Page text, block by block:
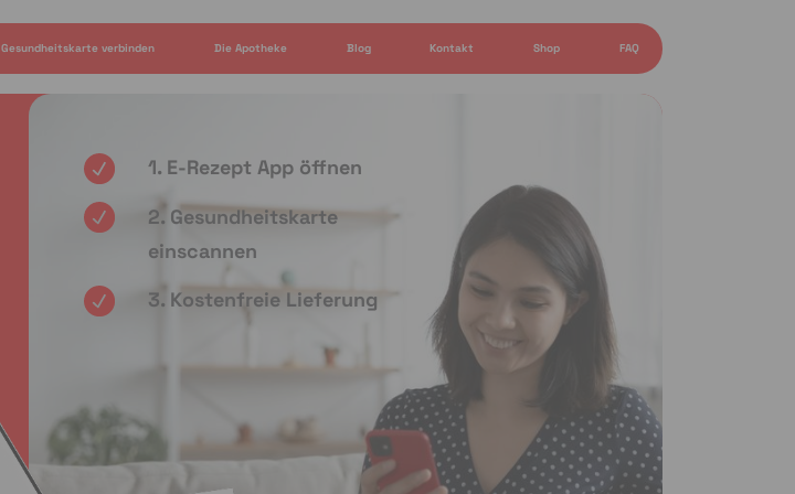
Gesundheitskarte verbinden Die Apotheke Blog Kontakt Shop FAQ
1. E-Rezept App öffnen
2. Gesundheitskarte
einscannen
3. Kostenfreie Lieferung